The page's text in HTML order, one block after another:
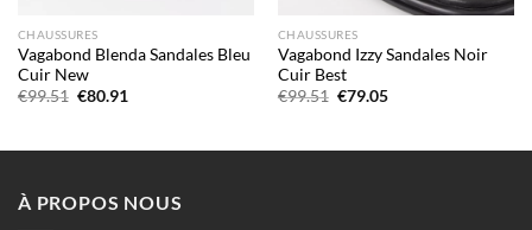
CHAUSSURES
Vagabond Blenda Sandales Bleu
Cuir New
€99.51 Le
€99.51.
€80.91Le
€80.91.
CHAUSSURES
Vagabond Izzy Sandales Noir
Cuir Best
€99.51 Le
€99.51.
€79.05Le
€79.05.
À PROPOS NOUS